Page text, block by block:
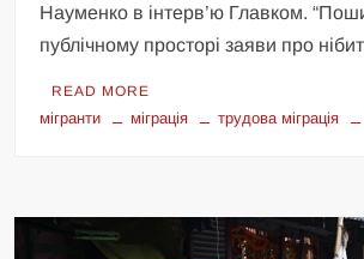
Науменко в інтерв’ю Главком.
публічному просторі заяви про
READ MORE
мігранти міграція трудова міграція